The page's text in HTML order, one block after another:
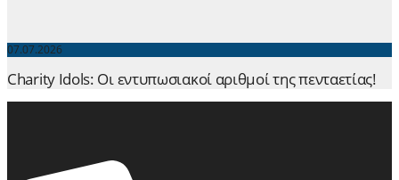
07.07.2026
Charity Idols: Οι εντυπωσιακοί αριθμοί της πενταετίας!